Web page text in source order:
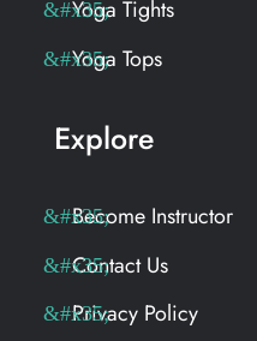
Yoga Tights
Yoga Tops
Explore
Become Instructor
Contact Us
Privacy Policy